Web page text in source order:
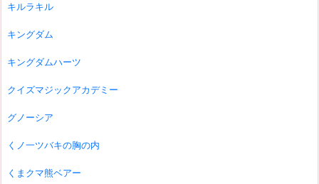
キルラキル
キングダム
キングダムハーツ
クイズマジックアカデミー
グノーシア
くノ一ツバキの胸の内
くまクマ熊ベアー